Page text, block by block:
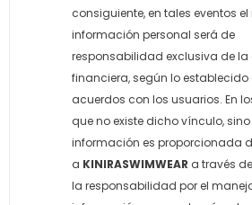
consiguiente, en tales eventos
información personal será de
responsabilidad exclusiva de la
financiera, según lo establecido
acuerdos con los usuarios. En
que no existe dicho vínculo,
información es proporcionada
a KINIRASWIMWEAR a través
la responsabilidad por el